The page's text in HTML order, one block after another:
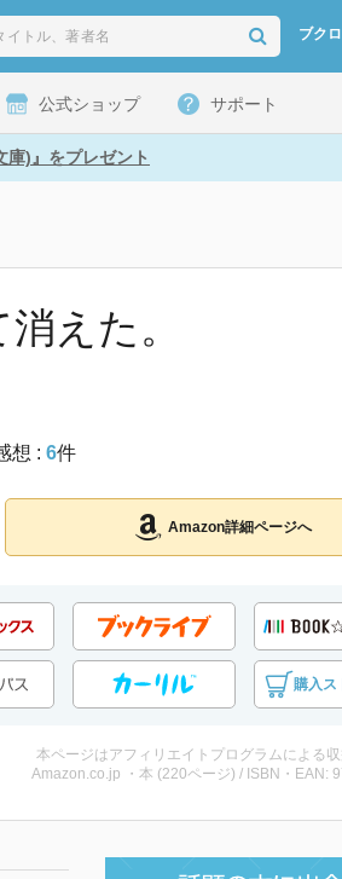
ブク
公式ショップ サポート
庫)』をプレゼント
えた。
想 : 6件
Amazon詳細ページへ
購入ス
本ページはアフィリエイトプログラムによる
Amazon.co.jp ・本 (220ページ) / ISBN・EAN: